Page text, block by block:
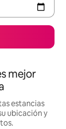
mejor
estancias
ubicación y